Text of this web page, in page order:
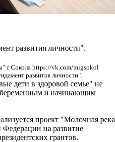
развития личности".
г. Сокола https://vk.com/migsokol
развития личности".
дети в здоровой семье" не
беременным и начинающим
проект "Молочная река
Федерации на развитие
грантов.